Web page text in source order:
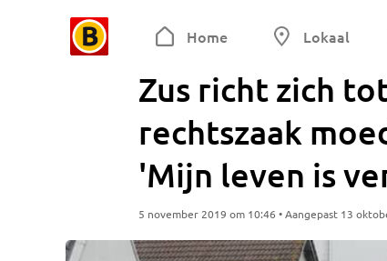
Home Lokaal
Zus richt zich
rechtszaak
'Mijn leven is
5 november 2019 om 10:46 • Aangepast 13